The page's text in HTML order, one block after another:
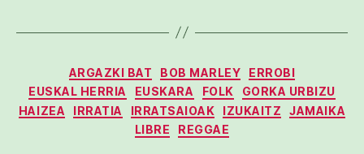
Kategoriak
ARGAZKI BAT BOB MARLEY
ERROBI
EUSKAL HERRIA
EUSKARA FOLK
GORKA URBIZU
HAIZEA
IRRATIA IRRATSAIOAK IZUKAITZ
JAMAIKA
LIBRE
REGGAE